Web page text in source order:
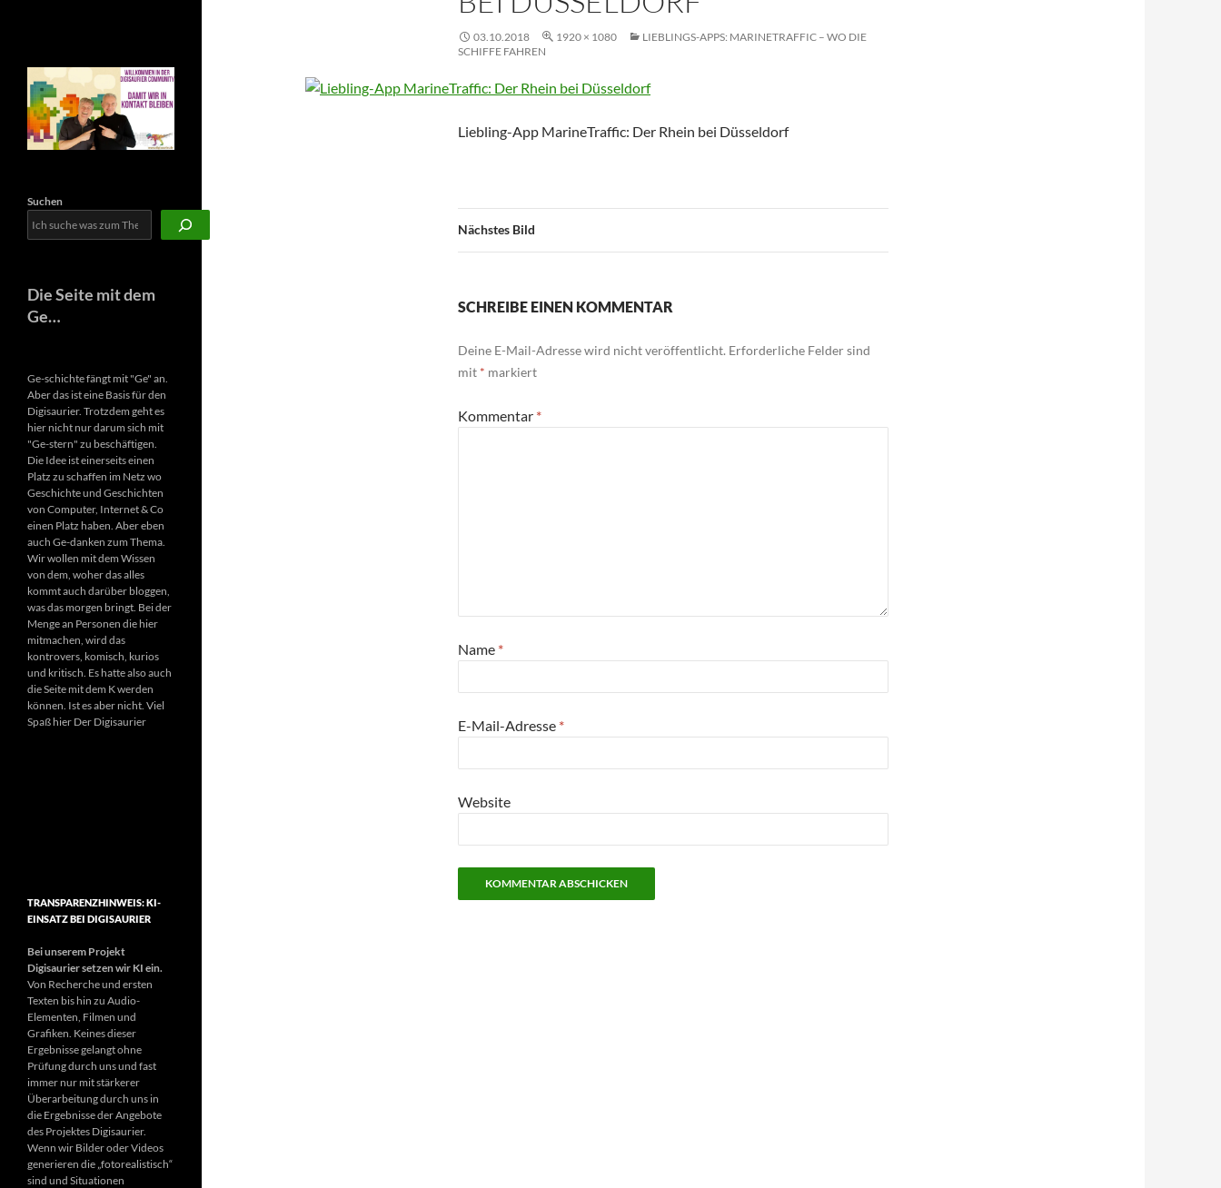
03.10.2018 1920 × 1080
LIEBLINGS-APPS: MARINETRAFFIC – WO DIE
SCHIFFE FAHREN
Liebling-App MarineTraffic: Der Rhein bei Düsseldorf
Nächstes Bild
SCHREIBE EINEN KOMMENTAR
Deine E-Mail-Adresse wird nicht veröffentlicht. Erforderliche Felder sind
mit * markiert
Kommentar *
Name *
E-Mail-Adresse *
Website
Suchen
Die Seite mit dem
Ge…
Ge-schichte fängt mit "Ge" an.
Aber das ist eine Basis für den
Digisaurier. Trotzdem geht es
hier nicht nur darum sich mit
"Ge-stern" zu beschäftigen.
Die Idee ist einerseits einen
Platz zu schaffen im Netz wo
Geschichte und Geschichten
von Computer, Internet & Co
einen Platz haben. Aber eben
auch Ge-danken zum Thema.
Wir wollen mit dem Wissen
von dem, woher das alles
kommt auch darüber bloggen,
was das morgen bringt. Bei der
Menge an Personen die hier
mitmachen, wird das
kontrovers, komisch, kurios
und kritisch. Es hatte also auch
die Seite mit dem K werden
können. Ist es aber nicht. Viel
Spaß hier Der Digisaurier
TRANSPARENZHINWEIS: KI-
EINSATZ BEI DIGISAURIER
Bei unserem Projekt
Digisaurier setzen wir KI ein.
Von Recherche und ersten
Texten bis hin zu Audio-
Elementen, Filmen und
Grafiken. Keines dieser
Ergebnisse gelangt ohne
Prüfung durch uns und fast
immer nur mit stärkerer
Überarbeitung durch uns in
die Ergebnisse der Angebote
des Projektes Digisaurier.
Wenn wir Bilder oder Videos
generieren die „fotorealistisch“
sind und Situationen